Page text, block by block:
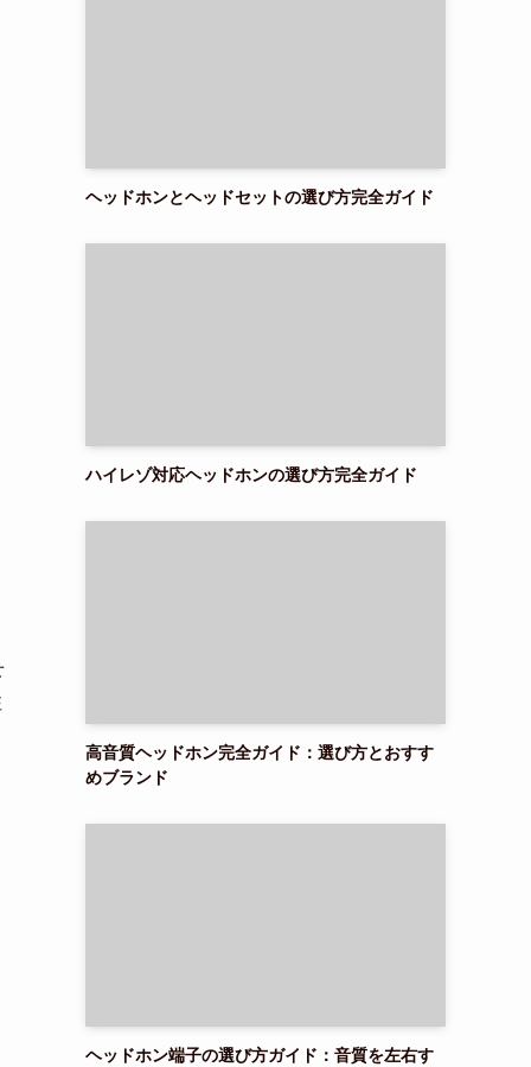
ヘッドホンとヘッドセットの選び方完全ガイド
ハイレゾ対応ヘッドホンの選び方完全ガイド
高音質ヘッドホン完全ガイド：選び方とおすす
めブランド
ヘッドホン端子の選び方ガイド：音質を左右す